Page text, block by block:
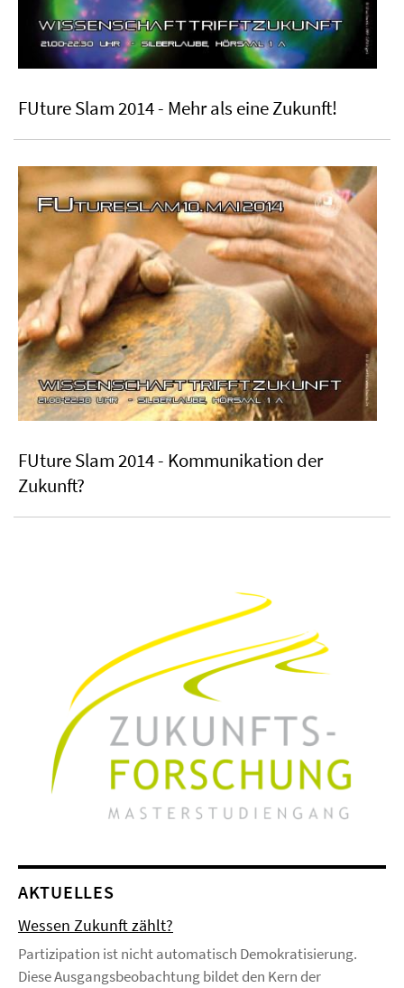
FUture Slam 2014 - Mehr als eine Zukunft!
FUture Slam 2014 - Kommunikation der
Zukunft?
AKTUELLES
Wessen Zukunft zählt?
Partizipation ist nicht automatisch Demokratisierung.
Diese Ausgangsbeobachtung bildet den Kern der